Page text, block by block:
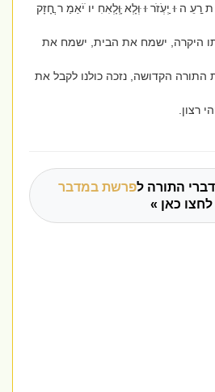
ה ּוּ ַַיְעְֹזֹר ּוּ ּוְּלְָא ָּוְּלְָאִחִ יו ֹיֹאַמַ ר ֲֲחָזָק
ישמח את הבית, ישמח את
הקדושה, נזכה כולנו לקבל את
התורה לפרשת במדבר
כאן »